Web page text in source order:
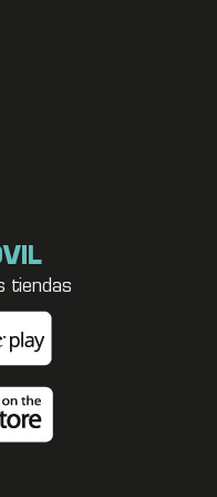
tiendas